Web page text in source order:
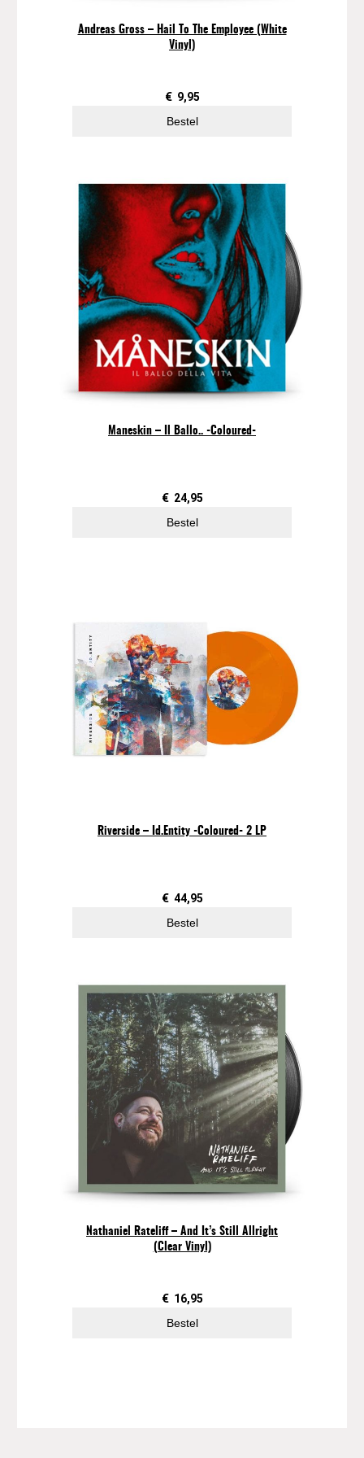
Andreas Gross – Hail To The Employee (White
Vinyl)
€ 9,95
Bestel
Maneskin – Il Ballo.. -Coloured-
€ 24,95
Bestel
Riverside – Id.Entity -Coloured- 2 LP
€ 44,95
Bestel
Nathaniel Rateliff – And It’s Still Allright
(Clear Vinyl)
€ 16,95
Bestel